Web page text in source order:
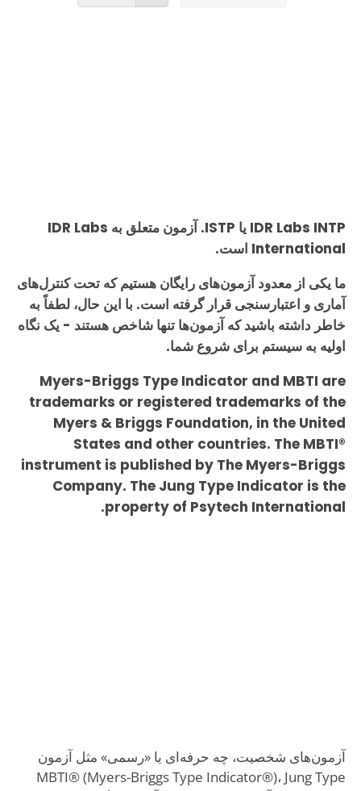
IDR Labs INTP یا ISTP. آزمون متعلق به IDR Labs
International است.
ما یکی از معدود آزمون‌های رایگان هستیم که تحت کنترل‌های
آماری و اعتبارسنجی قرار گرفته است. با این حال، لطفاً به
خاطر داشته باشید که آزمون‌ها تنها شاخص هستند - یک نگاه
اولیه به سیستم برای شروع شما.
Myers-Briggs Type Indicator and MBTI are
trademarks or registered trademarks of the
Myers & Briggs Foundation, in the United
States and other countries. The MBTI®
instrument is published by The Myers-Briggs
Company. The Jung Type Indicator is the
property of Psytech International.
آزمون‌های شخصیت، چه حرفه‌ای یا «رسمی» مثل آزمون
MBTI® (Myers-Briggs Type Indicator®)، Jung Type